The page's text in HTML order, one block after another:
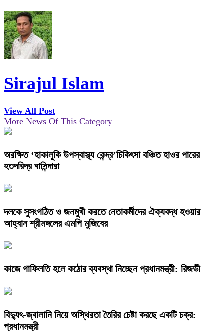
Sirajul Islam
View All Post
More News Of This Category
অরক্ষিত ‘হাকালুকি উপস্বাস্থ্য কেন্দ্র’চিকিৎসা বঞ্চিত হাওর পারের
হতদরিদ্র বাসিন্দারা
দলকে সুসংগঠিত ও জনমুখী করতে নেতাকর্মীদের ঐক্যবদ্ধ হওয়ার
আহ্বান শ্রীমঙ্গলের এমপি মুজিবের
কাজে গাফিলতি হলে কঠোর ব্যবস্থা নিচ্ছেন প্রধানমন্ত্রী: রিজভী
বিদ্যুৎ-জ্বালানি নিয়ে অস্থিরতা তৈরির চেষ্টা করছে একটি চক্র:
প্রধানমন্ত্রী